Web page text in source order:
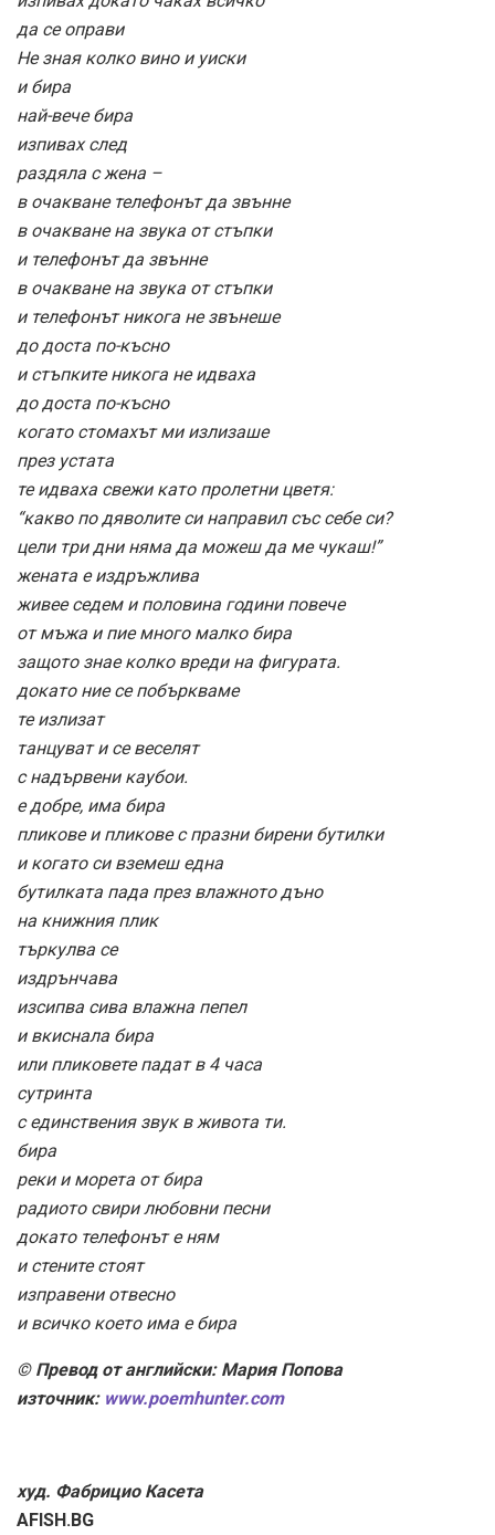
да се оправи
Не зная колко вино и уиски
и бира
най-вече бира
изпивах след
раздяла с жена –
в очакване телефонът да звънне
в очакване на звука от стъпки
и телефонът да звънне
в очакване на звука от стъпки
и телефонът никога не звънеше
до доста по-късно
и стъпките никога не идваха
до доста по-късно
когато стомахът ми излизаше
през устата
те идваха свежи като пролетни цветя:
“какво по дяволите си направил със себе си?
цели три дни няма да можеш да ме чукаш!”
жената е издръжлива
живее седем и половина години повече
от мъжа и пие много малко бира
защото знае колко вреди на фигурата.
докато ние се побъркваме
те излизат
танцуват и се веселят
с надървени каубои.
е добре, има бира
пликове и пликове с празни бирени бутилки
и когато си вземеш една
бутилката пада през влажното дъно
на книжния плик
търкулва се
издрънчава
изсипва сива влажна пепел
и вкиснала бира
или пликовете падат в 4 часа
сутринта
с единствения звук в живота ти.
бира
реки и морета от бира
радиото свири любовни песни
докато телефонът е ням
и стените стоят
изправени отвесно
и всичко което има е бира
© Превод от английски: Мария Попова
източник: www.poemhunter.com
худ. Фабрицио Касета
AFISH.BG